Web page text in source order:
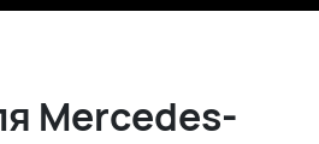
Mercedes-